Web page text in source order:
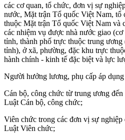
các cơ quan, tổ chức, đơn vị sự
nước, Mặt trận Tổ quốc Việt Nam,
thuộc Mặt trận Tổ quốc Việt Nam và
các nhiệm vụ được nhà nước giao
tỉnh, thành phố trực thuộc trung ương
tỉnh), ở xã, phường, đặc khu trực
hành chính - kinh tế đặc biệt và lực
Người hưởng lương, phụ cấp áp
Cán bộ, công chức từ trung ương
Luật Cán bộ, công chức;
Viên chức trong các đơn vị sự
Luật Viên chức;